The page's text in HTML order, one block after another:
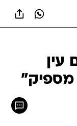
עין
מספיק"